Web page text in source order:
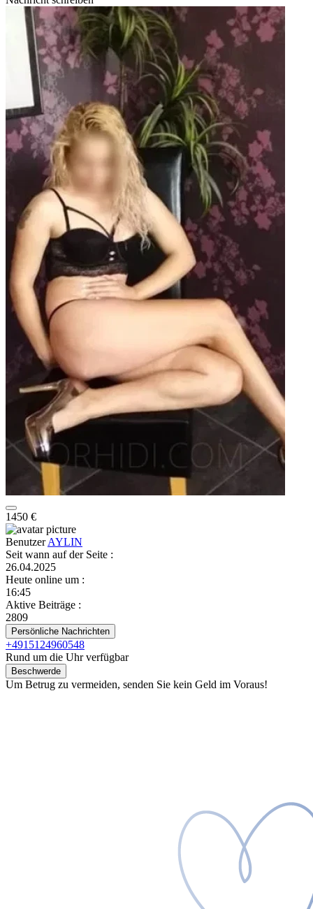
1450 €
BenutzerAYLIN
Seit wann auf der Seite :
26.04.2025
Heute online um :
16:45
Aktive Beiträge :
2809
Persönliche Nachrichten
+4915124960548
Rund um die Uhr verfügbar
Beschwerde
Um Betrug zu vermeiden, senden Sie kein Geld im Voraus!